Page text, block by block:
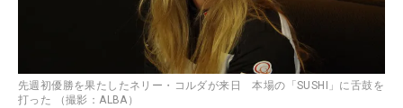
先週初優勝を果たしたネリー・コルダが来日 本場の「SUSHI」に舌鼓を
打った （撮影：ALBA）